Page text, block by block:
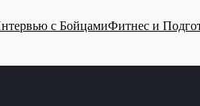
с БойцамиФитнес и